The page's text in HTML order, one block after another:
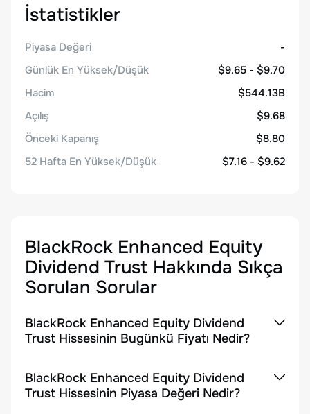
İstatistikler
Piyasa Değeri
-
Günlük En Yüksek/Düşük
$9.65 - $9.70
Hacim
$544.13B
Açılış
$9.68
Önceki Kapanış
$8.80
52 Hafta En Yüksek/Düşük
$7.16 - $9.62
BlackRock Enhanced Equity
Dividend Trust Hakkında Sıkça
Sorulan Sorular
BlackRock Enhanced Equity Dividend
Trust Hissesinin Bugünkü Fiyatı Nedir?
BlackRock Enhanced Equity Dividend
Trust Hissesinin Piyasa Değeri Nedir?